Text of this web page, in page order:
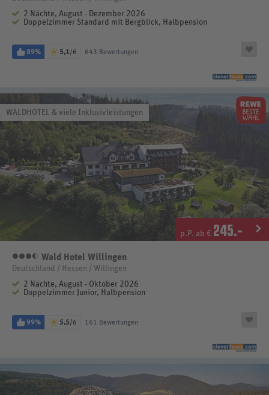
2 Nächte, August - Dezember 2026
Doppelzimmer Standard mit Bergblick, Halbpension
89% 5,1/6 643 Bewertungen
WALDHOTEL & viele Inklusivleistungen
p.P. ab € 245.-
3,5 Sterne
Wald Hotel Willingen
Deutschland / Hessen / Willingen
2 Nächte, August - Oktober 2026
Doppelzimmer Junior, Halbpension
99% 5,5/6 161 Bewertungen